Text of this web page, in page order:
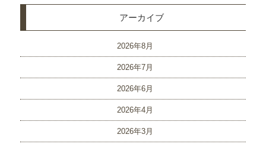
アーカイブ
2026年8月
2026年7月
2026年6月
2026年4月
2026年3月